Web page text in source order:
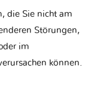
die Sie nicht am
Störungen,
im
können.